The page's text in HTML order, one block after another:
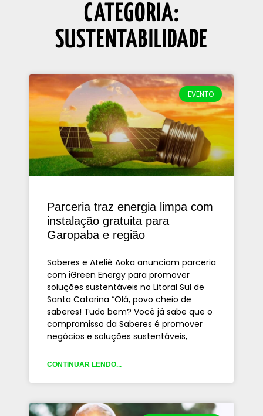
CATEGORIA:
SUSTENTABILIDADE
EVENTO
Parceria traz energia limpa com
instalação gratuita para
Garopaba e região
Saberes e Ateliê Aoka anunciam parceria
com iGreen Energy para promover
soluções sustentáveis no Litoral Sul de
Santa Catarina “Olá, povo cheio de
saberes! Tudo bem? Você já sabe que o
compromisso da Saberes é promover
negócios e soluções sustentáveis,
CONTINUAR LENDO...